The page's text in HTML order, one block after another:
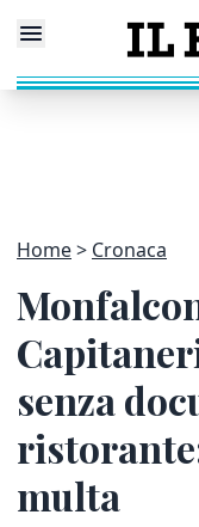
Home Cronaca
senza
multa